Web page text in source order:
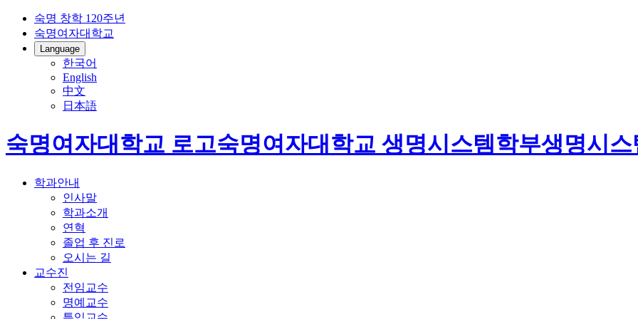
숙명 창학 120주년
숙명여자대학교
Language
한국어
English
中文
日本語
숙명여자대학교 로고숙명여자대학교 생명시스템학부생명시
학과안내
인사말
학과소개
연혁
졸업 후 진로
오시는 길
교수진
전임교수
명예교수